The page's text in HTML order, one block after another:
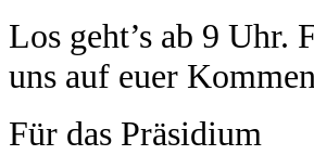
Los geht’s ab 9 Uhr.
uns auf euer
Für